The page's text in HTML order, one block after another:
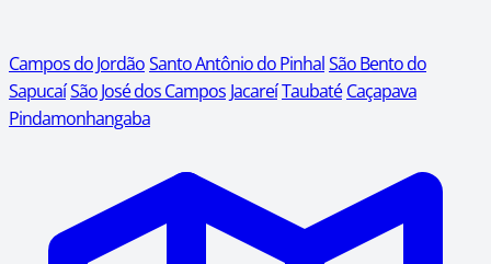
Campos do JordãoSanto Antônio do PinhalSão Bento do
SapucaíSão José dos Campos JacareíTaubaté Caçapava
Pindamonhangaba